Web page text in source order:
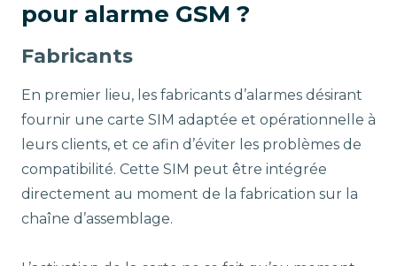
pour alarme GSM ?
Fabricants
En premier lieu, les fabricants d’alarmes désirant
fournir une carte SIM adaptée et opérationnelle à
leurs clients, et ce afin d’éviter les problèmes de
compatibilité. Cette SIM peut être intégrée
directement au moment de la fabrication sur la
chaîne d’assemblage.